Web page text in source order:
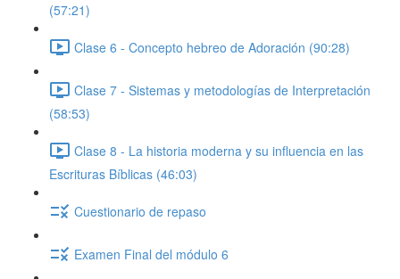
(57:21)
Clase 6 - Concepto hebreo de Adoración (90:28)
Clase 7 - Sistemas y metodologías de Interpretación
(58:53)
Clase 8 - La historia moderna y su influencia en las
Escrituras Bíblicas (46:03)
Cuestionario de repaso
Examen Final del módulo 6